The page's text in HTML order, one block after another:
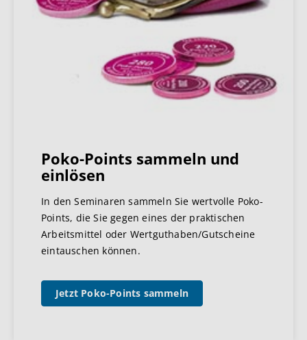
Poko-Points sammeln und
einlösen
In den Seminaren sammeln Sie wertvolle Poko-
Points, die Sie gegen eines der praktischen
Arbeitsmittel oder Wertguthaben/Gutscheine
eintauschen können.
Jetzt Poko-Points sammeln